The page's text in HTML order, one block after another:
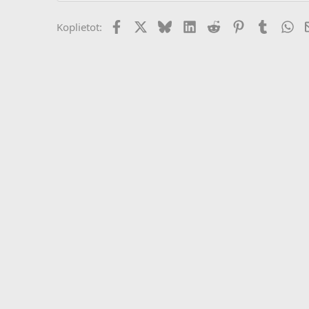
Koplietot: FacebookX (Twitter)
BlueskyLinkedIn
Reddit PinterestTumblr